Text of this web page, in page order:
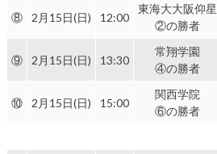
⑧ 2月15日(日) 12:00
東海大大阪仰星
②の勝者
⑨ 2月15日(日) 13:30
常翔学園
④の勝者
⑩ 2月15日(日) 15:00
関西学院
⑥の勝者